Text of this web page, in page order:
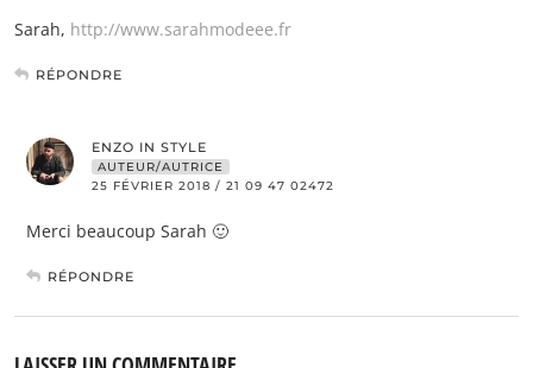
Sarah, http://www.sarahmodeee.fr
RÉPONDRE
ENZO IN STYLE
AUTEUR/AUTRICE
25 FÉVRIER 2018 / 21 09 47 02472
Merci beaucoup Sarah 🙂
RÉPONDRE